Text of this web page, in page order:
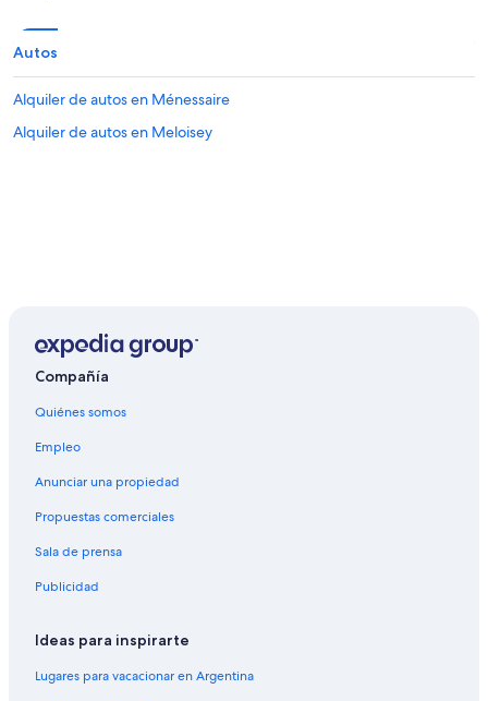
Autos
Alquiler de autos en Ménessaire
Alquiler de autos en Meloisey
Compañía
Quiénes somos
Empleo
Anunciar una propiedad
Propuestas comerciales
Sala de prensa
Publicidad
Ideas para inspirarte
Lugares para vacacionar en Argentina